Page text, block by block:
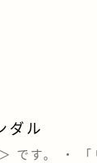
ダル
です。 ・